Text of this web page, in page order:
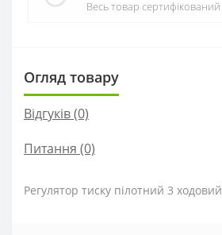
Весь товар сертифікований
Огляд товару
Відгуків (0)
Питання (0)
Регулятор тиску пілотний 3 ходовий